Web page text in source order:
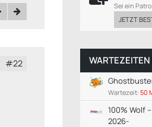
#22
Sei ein
JETZT
Wartezeit: 50
100% Wolf
2026-